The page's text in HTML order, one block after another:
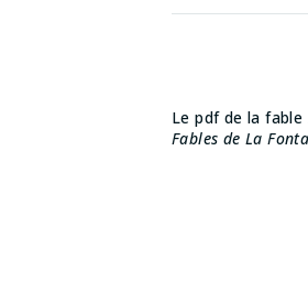
Le pdf de la fable
Fables de La